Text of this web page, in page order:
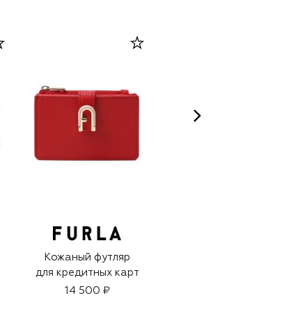
Кожаный футляр
для кредитных карт
14 500 ₽